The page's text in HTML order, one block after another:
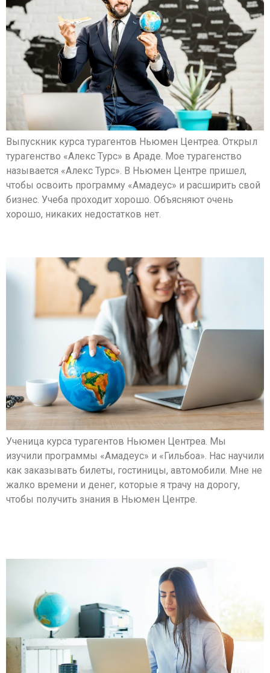
Выпускник курса турагентов Ньюмен Центреа. Открыл
турагенство «Алекс Турс» в Араде. Мое турагенство
называется «Алекс Турс». В Ньюмен Центре пришел,
чтобы освоить программу «Амадеус» и расширить свой
бизнес. Учеба проходит хорошо. Объясняют очень
хорошо, никаких недостатков нет.
Ученица курса турагентов Ньюмен Центреа. Мы
изучили программы «Амадеус» и «Гильбоа». Нас научили
как заказывать билеты, гостиницы, автомобили. Мне не
жалко времени и денег, которые я трачу на дорогу,
чтобы получить знания в Ньюмен Центре.